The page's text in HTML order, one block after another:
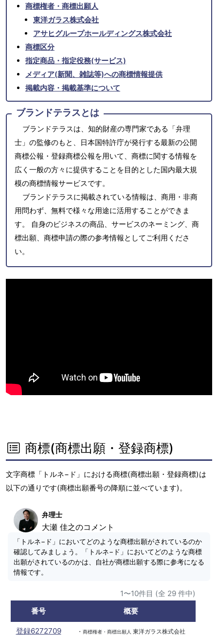
商標権者・商標出願人
東洋ガラス株式会社
アサヒグループホールディングス株式会社
商標区分
指定商品・指定役務(サービス)
メディア(新聞、雑誌等)への商標情報提供
掲載内容・掲載基準について
ブランドテラスとは
ブランドテラスは、知的財産の専門家である「弁理
士」の監修のもと、日本国特許庁が発行する最新の公開
商標公報・登録商標公報を用いて、商標に関する情報を
広く一般の方々に提供することを目的とした国内最大規
模の商標情報サービスです。
ブランドテラスに掲載されている情報は、商用・非商
用問わず、無料で様々な用途に活用することができま
す。 自身のビジネスの商品、サービスのネーミング、商
標出願、商標申請の際の参考情報としてご利用くださ
い。
商標(商標出願・登録商標)
文字商標「トルネ−ド」における商標(商標出願・登録商標)は
以下の通りです(商標出願番号の降順に並べています)。
弁理士
大瀬 佳之のコメント
「トルネ−ド」においてどのような商標出願がされているのか
確認してみましょう。「トルネ−ド」においてどのような商標
出願がされているのかは、自社が商標出願する際に参考になる
情報です。
1〜10件目 (全 29 件中)
番号
概要
登録6272709 ・ 商標権者・商標出願人 東洋ガラス株式会社